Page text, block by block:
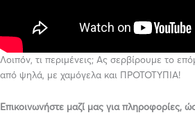
Λοιπόν, τι περιμένεις; Ας σερβίρουμε το
από ψηλά, με χαμόγελα και ΠΡΟΤΟΤΥΠΙΑ!
Επικοινωνήστε μαζί μας για πληροφορίες,